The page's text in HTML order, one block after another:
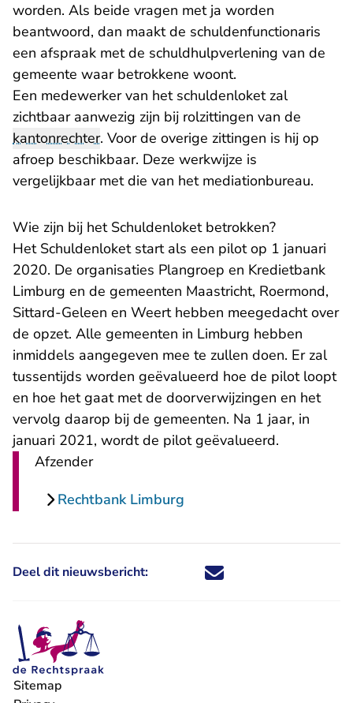
worden. Als beide vragen met ja worden
beantwoord, dan maakt de schuldenfunctionaris
een afspraak met de schuldhulpverlening van de
gemeente waar betrokkene woont.
Een medewerker van het schuldenloket zal
zichtbaar aanwezig zijn bij rolzittingen van de
kantonrechter. Voor de overige zittingen is hij op
afroep beschikbaar. Deze werkwijze is
vergelijkbaar met die van het mediationbureau.
Wie zijn bij het Schuldenloket betrokken?
Het Schuldenloket start als een pilot op 1 januari
2020. De organisaties Plangroep en Kredietbank
Limburg en de gemeenten Maastricht, Roermond,
Sittard-Geleen en Weert hebben meegedacht over
de opzet. Alle gemeenten in Limburg hebben
inmiddels aangegeven mee te zullen doen. Er zal
tussentijds worden geëvalueerd hoe de pilot loopt
en hoe het gaat met de doorverwijzingen en het
vervolg daarop bij de gemeenten. Na 1 jaar, in
januari 2021, wordt de pilot geëvalueerd.
Afzender
Rechtbank Limburg
Deel dit nieuwsbericht: Deel dit nieuwsbericht via X -
Deel dit nieuwsbericht via
Deel dit nieuwsbericht
Deel dit
Sitemap